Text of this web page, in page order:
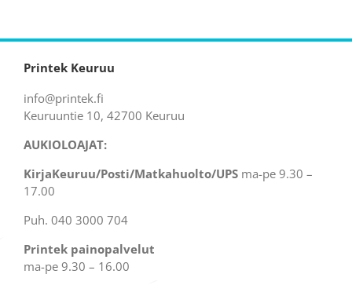
Printek Keuruu
info@printek.fi
Keuruuntie 10, 42700 Keuruu
AUKIOLOAJAT:
KirjaKeuruu/Posti/Matkahuolto/UPSma-pe 9.30 –
17.00
Puh. 040 3000 704
Printek painopalvelut
ma-pe 9.30 – 16.00